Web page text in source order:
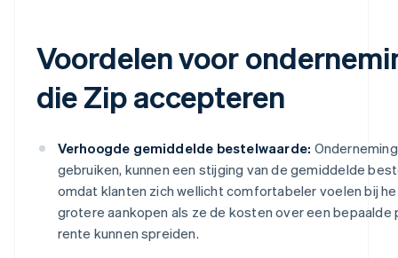
Voordelen voor
die Zip accepteren
Verhoogde gemiddelde bestelwaarde:
gebruiken, kunnen een stijging van de gemiddelde
omdat klanten zich wellicht comfortabeler voelen bij
grotere aankopen als ze de kosten over een bepaalde
rente kunnen spreiden.